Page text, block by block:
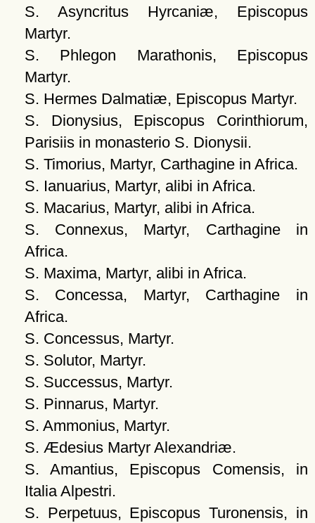
S. Asyncritus Hyrcaniæ, Episcopus
Martyr.
S. Phlegon Marathonis, Episcopus
Martyr.
S. Hermes Dalmatiæ, Episcopus Martyr.
S. Dionysius, Episcopus Corinthiorum,
Parisiis in monasterio S. Dionysii.
S. Timorius, Martyr, Carthagine in Africa.
S. Ianuarius, Martyr, alibi in Africa.
S. Macarius, Martyr, alibi in Africa.
S. Connexus, Martyr, Carthagine in
Africa.
S. Maxima, Martyr, alibi in Africa.
S. Concessa, Martyr, Carthagine in
Africa.
S. Concessus, Martyr.
S. Solutor, Martyr.
S. Successus, Martyr.
S. Pinnarus, Martyr.
S. Ammonius, Martyr.
S. Ædesius Martyr Alexandriæ.
S. Amantius, Episcopus Comensis, in
Italia Alpestri.
S. Perpetuus, Episcopus Turonensis, in